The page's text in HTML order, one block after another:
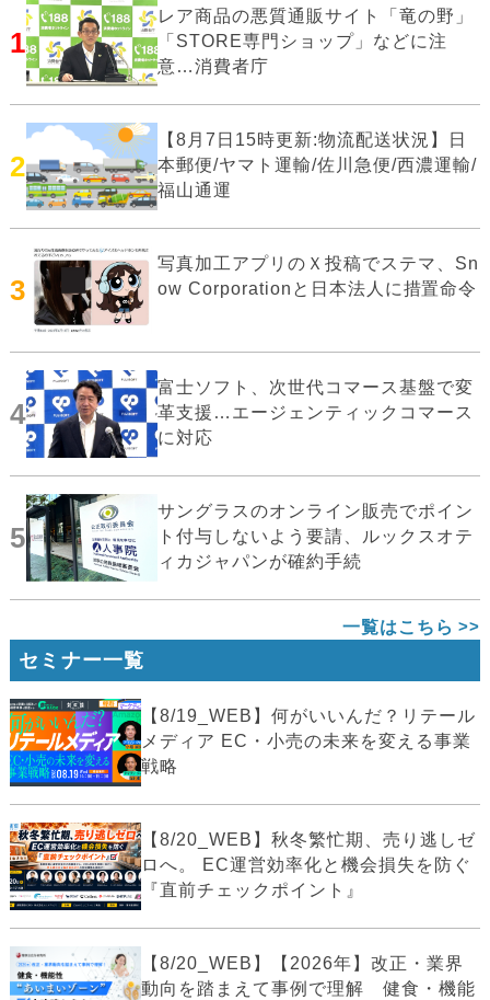
1
レア商品の悪質通販サイト「竜の野」
「STORE専門ショップ」などに注
意…消費者庁
2
【8月7日15時更新:物流配送状況】日
本郵便/ヤマト運輸/佐川急便/西濃運輸/
福山通運
3
写真加工アプリのＸ投稿でステマ、Sn
ow Corporationと日本法人に措置命令
4
富士ソフト、次世代コマース基盤で変
革支援…エージェンティックコマース
に対応
5
サングラスのオンライン販売でポイン
ト付与しないよう要請、ルックスオテ
ィカジャパンが確約手続
一覧はこちら
セミナー一覧
【8/19_WEB】何がいいんだ？リテール
メディア EC・小売の未来を変える事業
戦略
【8/20_WEB】秋冬繁忙期、売り逃しゼ
ロへ。 EC運営効率化と機会損失を防ぐ
『直前チェックポイント』
【8/20_WEB】【2026年】改正・業界
動向を踏まえて事例で理解 健食・機能